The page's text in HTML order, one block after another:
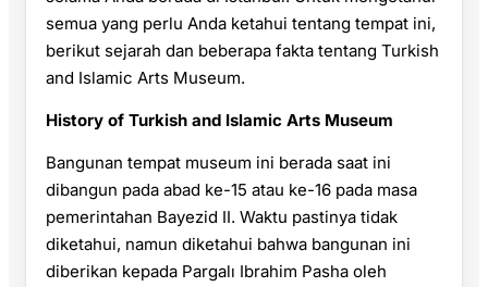
semua yang perlu Anda ketahui tentang tempat ini,
berikut sejarah dan beberapa fakta tentang Turkish
and Islamic Arts Museum.
History of Turkish and Islamic Arts Museum
Bangunan tempat museum ini berada saat ini
dibangun pada abad ke-15 atau ke-16 pada masa
pemerintahan Bayezid II. Waktu pastinya tidak
diketahui, namun diketahui bahwa bangunan ini
diberikan kepada Pargalı Ibrahim Pasha oleh